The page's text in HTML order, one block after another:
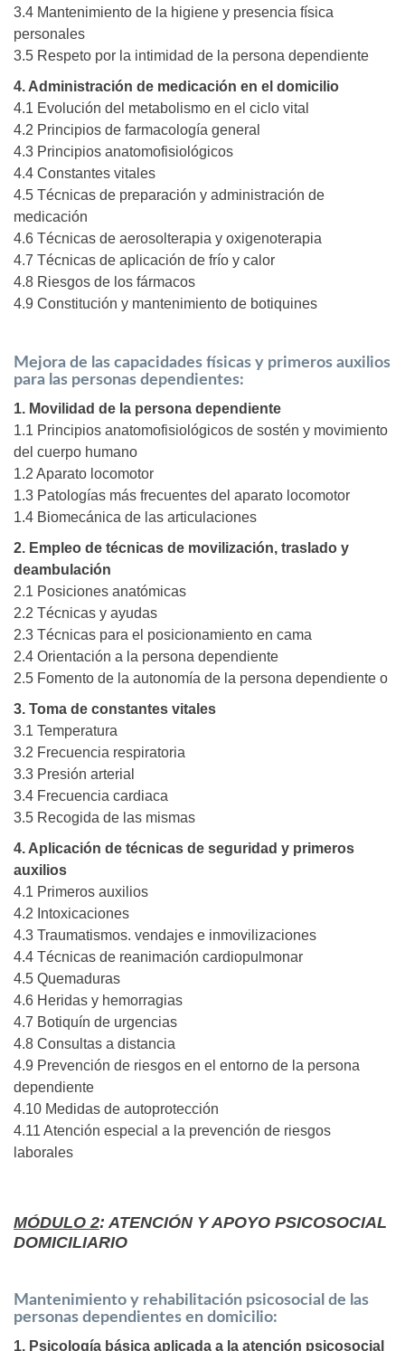
3.4 Mantenimiento de la higiene y presencia física
personales
3.5 Respeto por la intimidad de la persona dependiente
4. Administración de medicación en el domicilio
4.1 Evolución del metabolismo en el ciclo vital
4.2 Principios de farmacología general
4.3 Principios anatomofisiológicos
4.4 Constantes vitales
4.5 Técnicas de preparación y administración de
medicación
4.6 Técnicas de aerosolterapia y oxigenoterapia
4.7 Técnicas de aplicación de frío y calor
4.8 Riesgos de los fármacos
4.9 Constitución y mantenimiento de botiquines
Mejora de las capacidades físicas y primeros auxilios
para las personas dependientes:
1. Movilidad de la persona dependiente
1.1 Principios anatomofisiológicos de sostén y movimiento
del cuerpo humano
1.2 Aparato locomotor
1.3 Patologías más frecuentes del aparato locomotor
1.4 Biomecánica de las articulaciones
2. Empleo de técnicas de movilización, traslado y
deambulación
2.1 Posiciones anatómicas
2.2 Técnicas y ayudas
2.3 Técnicas para el posicionamiento en cama
2.4 Orientación a la persona dependiente
2.5 Fomento de la autonomía de la persona dependiente o
3. Toma de constantes vitales
3.1 Temperatura
3.2 Frecuencia respiratoria
3.3 Presión arterial
3.4 Frecuencia cardiaca
3.5 Recogida de las mismas
4. Aplicación de técnicas de seguridad y primeros
auxilios
4.1 Primeros auxilios
4.2 Intoxicaciones
4.3 Traumatismos. vendajes e inmovilizaciones
4.4 Técnicas de reanimación cardiopulmonar
4.5 Quemaduras
4.6 Heridas y hemorragias
4.7 Botiquín de urgencias
4.8 Consultas a distancia
4.9 Prevención de riesgos en el entorno de la persona
dependiente
4.10 Medidas de autoprotección
4.11 Atención especial a la prevención de riesgos
laborales
MÓDULO 2: ATENCIÓN Y APOYO PSICOSOCIAL
DOMICILIARIO
Mantenimiento y rehabilitación psicosocial de las
personas dependientes en domicilio:
1. Psicología básica aplicada a la atención psicosocial